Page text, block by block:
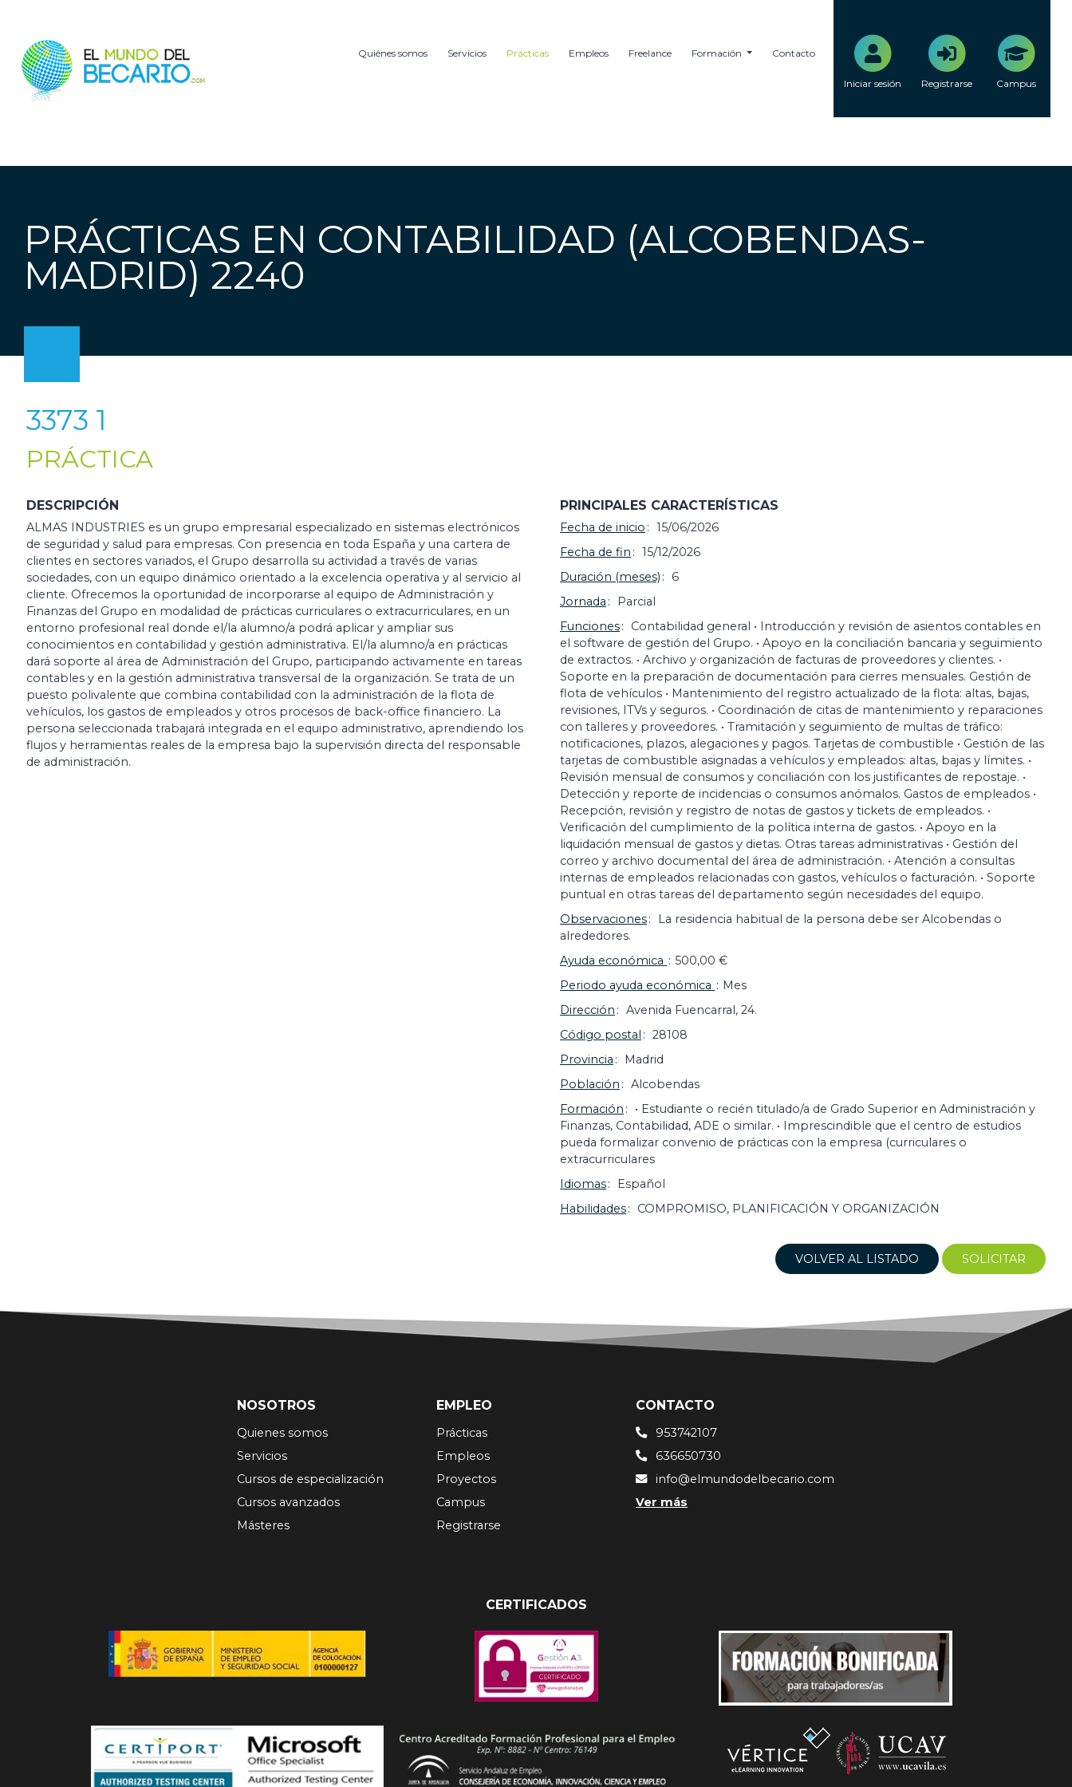
Quiénes somos Servicios Prácticas Empleos Freelance Formación Contacto
Iniciar sesión Registrarse Campus
PRÁCTICAS EN CONTABILIDAD (ALCOBENDAS-
MADRID) 2240
3373 1
PRÁCTICA
DESCRIPCIÓN
ALMAS INDUSTRIES es un grupo empresarial especializado en sistemas electrónicos
de seguridad y salud para empresas. Con presencia en toda España y una cartera de
clientes en sectores variados, el Grupo desarrolla su actividad a través de varias
sociedades, con un equipo dinámico orientado a la excelencia operativa y al servicio al
cliente. Ofrecemos la oportunidad de incorporarse al equipo de Administración y
Finanzas del Grupo en modalidad de prácticas curriculares o extracurriculares, en un
entorno profesional real donde el/la alumno/a podrá aplicar y ampliar sus
conocimientos en contabilidad y gestión administrativa. El/la alumno/a en prácticas
dará soporte al área de Administración del Grupo, participando activamente en tareas
contables y en la gestión administrativa transversal de la organización. Se trata de un
puesto polivalente que combina contabilidad con la administración de la flota de
vehículos, los gastos de empleados y otros procesos de back-office financiero. La
persona seleccionada trabajará integrada en el equipo administrativo, aprendiendo los
flujos y herramientas reales de la empresa bajo la supervisión directa del responsable
de administración.
PRINCIPALES CARACTERÍSTICAS
Fecha de inicio
15/06/2026
Fecha de fin
15/12/2026
Duración (meses)
6
Jornada
Parcial
Funciones
Contabilidad general • Introducción y revisión de asientos contables en
el software de gestión del Grupo. • Apoyo en la conciliación bancaria y seguimiento
de extractos. • Archivo y organización de facturas de proveedores y clientes. •
Soporte en la preparación de documentación para cierres mensuales. Gestión de
flota de vehículos • Mantenimiento del registro actualizado de la flota: altas, bajas,
revisiones, ITVs y seguros. • Coordinación de citas de mantenimiento y reparaciones
con talleres y proveedores. • Tramitación y seguimiento de multas de tráfico:
notificaciones, plazos, alegaciones y pagos. Tarjetas de combustible • Gestión de las
tarjetas de combustible asignadas a vehículos y empleados: altas, bajas y límites. •
Revisión mensual de consumos y conciliación con los justificantes de repostaje. •
Detección y reporte de incidencias o consumos anómalos. Gastos de empleados •
Recepción, revisión y registro de notas de gastos y tickets de empleados. •
Verificación del cumplimiento de la política interna de gastos. • Apoyo en la
liquidación mensual de gastos y dietas. Otras tareas administrativas • Gestión del
correo y archivo documental del área de administración. • Atención a consultas
internas de empleados relacionadas con gastos, vehículos o facturación. • Soporte
puntual en otras tareas del departamento según necesidades del equipo.
Observaciones
La residencia habitual de la persona debe ser Alcobendas o
alrededores.
Ayuda económica
500,00 €
Periodo ayuda económica
Mes
Dirección
Avenida Fuencarral, 24.
Código postal
28108
Provincia
Madrid
Población
Alcobendas
Formación
• Estudiante o recién titulado/a de Grado Superior en Administración y
Finanzas, Contabilidad, ADE o similar. • Imprescindible que el centro de estudios
pueda formalizar convenio de prácticas con la empresa (curriculares o
extracurriculares
Idiomas
Español
Habilidades
COMPROMISO, PLANIFICACIÓN Y ORGANIZACIÓN
VOLVER AL LISTADO SOLICITAR
NOSOTROS
Quienes somos
Servicios
Cursos de especialización
Cursos avanzados
Másteres
EMPLEO
Prácticas
Empleos
Proyectos
Campus
Registrarse
CONTACTO
953742107
636650730
info@elmundodelbecario.com
Ver más
CERTIFICADOS